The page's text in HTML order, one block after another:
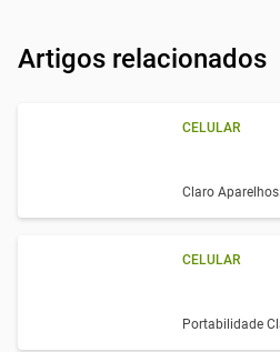
Artigos relacionados
CELULAR
Claro
CELULAR
Portabilidade